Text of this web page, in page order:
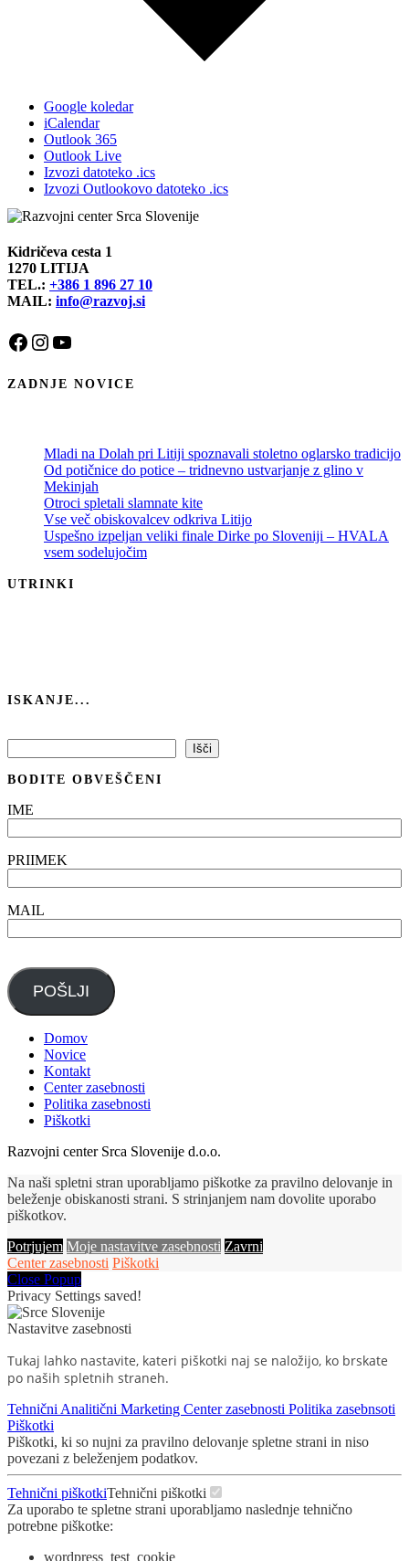
Google koledar
iCalendar
Outlook 365
Outlook Live
Izvozi datoteko .ics
Izvozi Outlookovo datoteko .ics
Kidričeva cesta 1
1270 LITIJA
TEL.: +386 1 896 27 10
MAIL: info@razvoj.si
Facebook
Instagram
YouTube
ZADNJE NOVICE
Mladi na Dolah pri Litiji spoznavali stoletno oglarsko tradicijo
Od potičnice do potice – tridnevno ustvarjanje z glino v
Mekinjah
Otroci spletali slamnate kite
Vse več obiskovalcev odkriva Litijo
Uspešno izpeljan veliki finale Dirke po Sloveniji – HVALA
vsem sodelujočim
UTRINKI
ISKANJE...
Išči
BODITE OBVEŠČENI
IME
PRIIMEK
MAIL
POŠLJI
Domov
Novice
Kontakt
Center zasebnosti
Politika zasebnosti
Piškotki
Razvojni center Srca Slovenije d.o.o.
Na naši spletni stran uporabljamo piškotke za pravilno delovanje in
beleženje obiskanosti strani. S strinjanjem nam dovolite uporabo
piškotkov.
Potrjujem Moje nastavitve zasebnosti Zavrni
Center zasebnosti Piškotki
Close Popup
Privacy Settings saved!
Nastavitve zasebnosti
Tukaj lahko nastavite, kateri piškotki naj se naložijo, ko brskate
po naših spletnih straneh.
Tehnični Analitični Marketing Center zasebnosti Politika zasebnsoti
Piškotki
Piškotki, ki so nujni za pravilno delovanje spletne strani in niso
povezani z beleženjem podatkov.
Tehnični piškotkiTehnični piškotki
Za uporabo te spletne strani uporabljamo naslednje tehnično
potrebne piškotke:
wordpress_test_cookie